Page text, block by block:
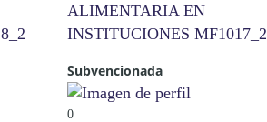
ALIMENTARIA EN
INSTITUCIONES MF1017_2
Subvencionada
0